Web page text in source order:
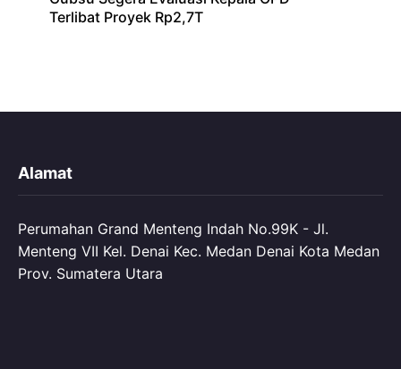
Terlibat Proyek Rp2,7T
Alamat
Perumahan Grand Menteng Indah No.99K - Jl.
Menteng VII Kel. Denai Kec. Medan Denai Kota Medan
Prov. Sumatera Utara